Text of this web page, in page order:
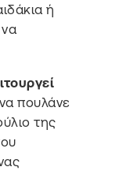
ή
πουλάνε
της